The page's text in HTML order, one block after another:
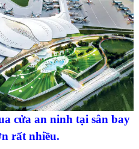
cửa an ninh tại sân bay
rất nhiều.